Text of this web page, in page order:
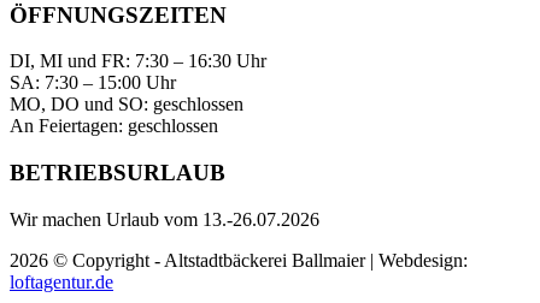
ÖFFNUNGSZEITEN
DI, MI und FR: 7:30 – 16:30 Uhr
SA: 7:30 – 15:00 Uhr
MO, DO und SO: geschlossen
An Feiertagen: geschlossen
BETRIEBSURLAUB
Wir machen Urlaub vom 13.-26.07.2026
2026 © Copyright - Altstadtbäckerei Ballmaier | Webdesign:
loftagentur.de